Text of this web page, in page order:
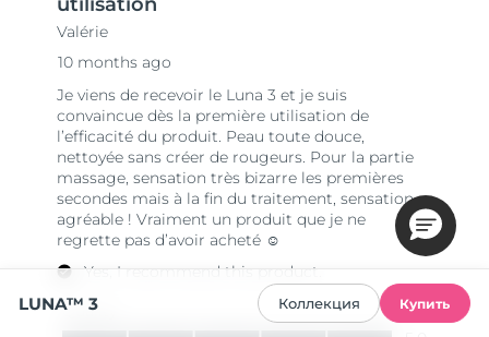
LUNA™ 3 Коллекция Купить